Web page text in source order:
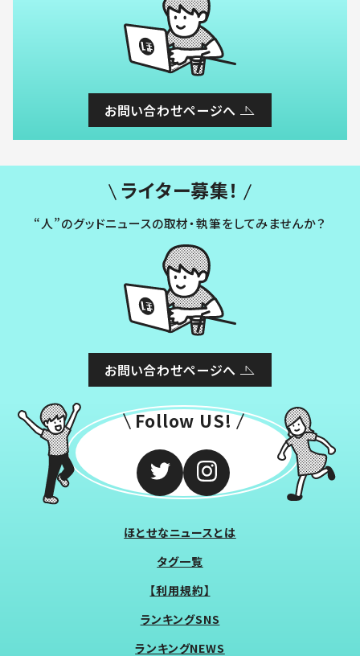
お問い合わせページへ
ライター募集！
“人”のグッドニュースの取材・執筆をしてみませんか？
お問い合わせページへ
Follow US!
ほとせなニュースとは
タグ一覧
【利用規約】
ランキングSNS
ランキングNEWS